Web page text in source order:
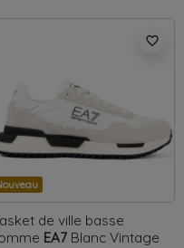
favorite_border
de ville basse
EA7 Blanc Vintage